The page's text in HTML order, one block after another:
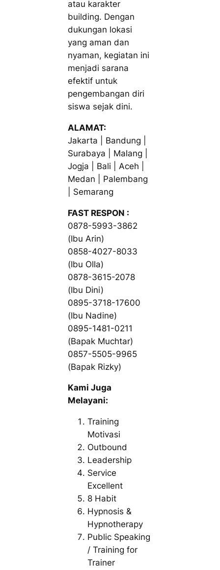
atau karakter
building. Dengan
dukungan lokasi
yang aman dan
nyaman, kegiatan ini
menjadi sarana
efektif untuk
pengembangan diri
siswa sejak dini.
ALAMAT:
Jakarta | Bandung |
Surabaya | Malang |
Jogja | Bali | Aceh |
Medan | Palembang
| Semarang
FAST RESPON :
0878-5993-3862
(Ibu Arin)
0858-4027-8033
(Ibu Olla)
0878-3615-2078
(Ibu Dini)
0895-3718-17600
(Ibu Nadine)
0895-1481-0211
(Bapak Muchtar)
0857-5505-9965
(Bapak Rizky)
Kami Juga
Melayani:
Training
Motivasi
Outbound
Leadership
Service
Excellent
8 Habit
Hypnosis &
Hypnotherapy
Public Speaking
/ Training for
Trainer